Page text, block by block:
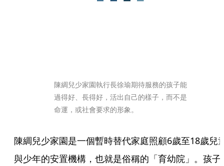
陳綢兒少家園執行長徐瑜期待服務的孩子能
過得好、長得好，活出自己的樣子，而不是
命運，或社會要求的形象。
陳綢兒少家園是一個暫時替代家庭照顧6歲至18歲兒
與少年的安置機構，也就是俗稱的「育幼院」。孩子